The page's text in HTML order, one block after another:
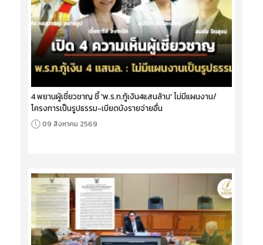
4 พยานผู้เชี่ยวชาญ ชี้ 'พ.ร.ก.กู้เงิน4แสนล้าน' ไม่มีแผนงาน/
โครงการเป็นรูปธรรม-เบียดบังรายจ่ายอื่น
09 สิงหาคม 2569